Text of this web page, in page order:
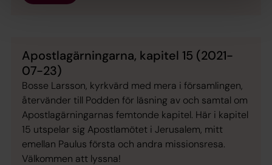
Apostlagärningarna, kapitel 15 (2021-
07-23)
Bosse Larsson, kyrkvärd med mera i församlingen,
återvänder till Podden för läsning av och samtal om
Apostlagärningarnas femtonde kapitel. Här i kapitel
15 utspelar sig Apostlamötet i Jerusalem, mitt
emellan Paulus första och andra missionsresa.
Välkommen att lyssna!